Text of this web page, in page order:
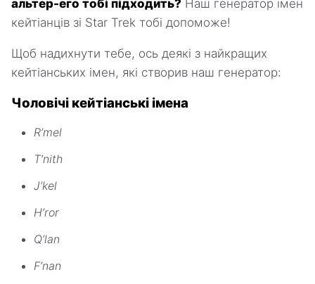
альтер-его тобі підходить? Наш генератор імен
кейтіанців зі Star Trek тобі допоможе!
Щоб надихнути тебе, ось деякі з найкращих
кейтіанських імен, які створив наш генератор:
Чоловічі кейтіанські імена
R’mel
T’nith
J’kel
H’ror
Q’lan
F’nan